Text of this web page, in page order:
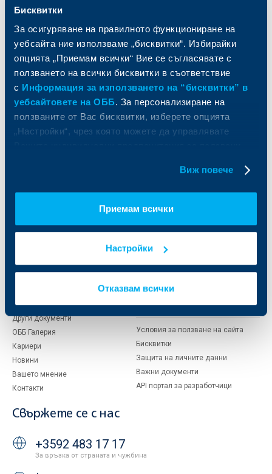
Бисквитки
За осигуряване на правилното функциониране на
уебсайта ние използваме „бисквитки“. Избирайки
опцията „Приемам всички“ Вие се съгласявате с
ползването на всички бисквитки в съответствие
с Информация за използването на “бисквитки” в
уебсайтовете на ОББ. За персонализиране на
ползваните от Вас бисквитки, изберете опцията
„Настройки“, чрез която можете да управлявате
Виж повече
Приемам всички
Настройки
Отказвам всички
Индивидуални
клиенти
Карти
Кредити
Спестявания и инвестиции
Актуализация на клиентски данни
клиенти
Кредитиране
Търговско финансиране
и попечителски услуги
Факторинг
Финансови институции и суверени
За ОББ
За KBC Груп
Управление
Тарифи и общи условия
Други документи
ОББ Галерия
Кариери
Новини
Вашето мнение
Контакти
Групата на KBC
ОББ Интерлийз
ОББ Пенсионно осигуряване
Продажба на имоти
Условия за ползване на сайта
Бисквитки
Защита на личните данни
Важни документи
API портал за разработчици
Свържете се с нас
+3592 483 17 17
За връзка от страната и чужбина